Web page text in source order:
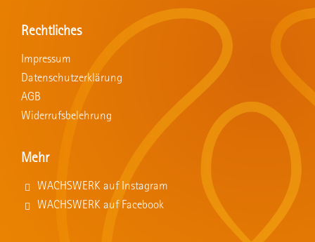
Rechtliches
Impressum
Datenschutzerklärung
AGB
Widerrufsbelehrung
Mehr
WACHSWERK auf Instagram
WACHSWERK auf Facebook